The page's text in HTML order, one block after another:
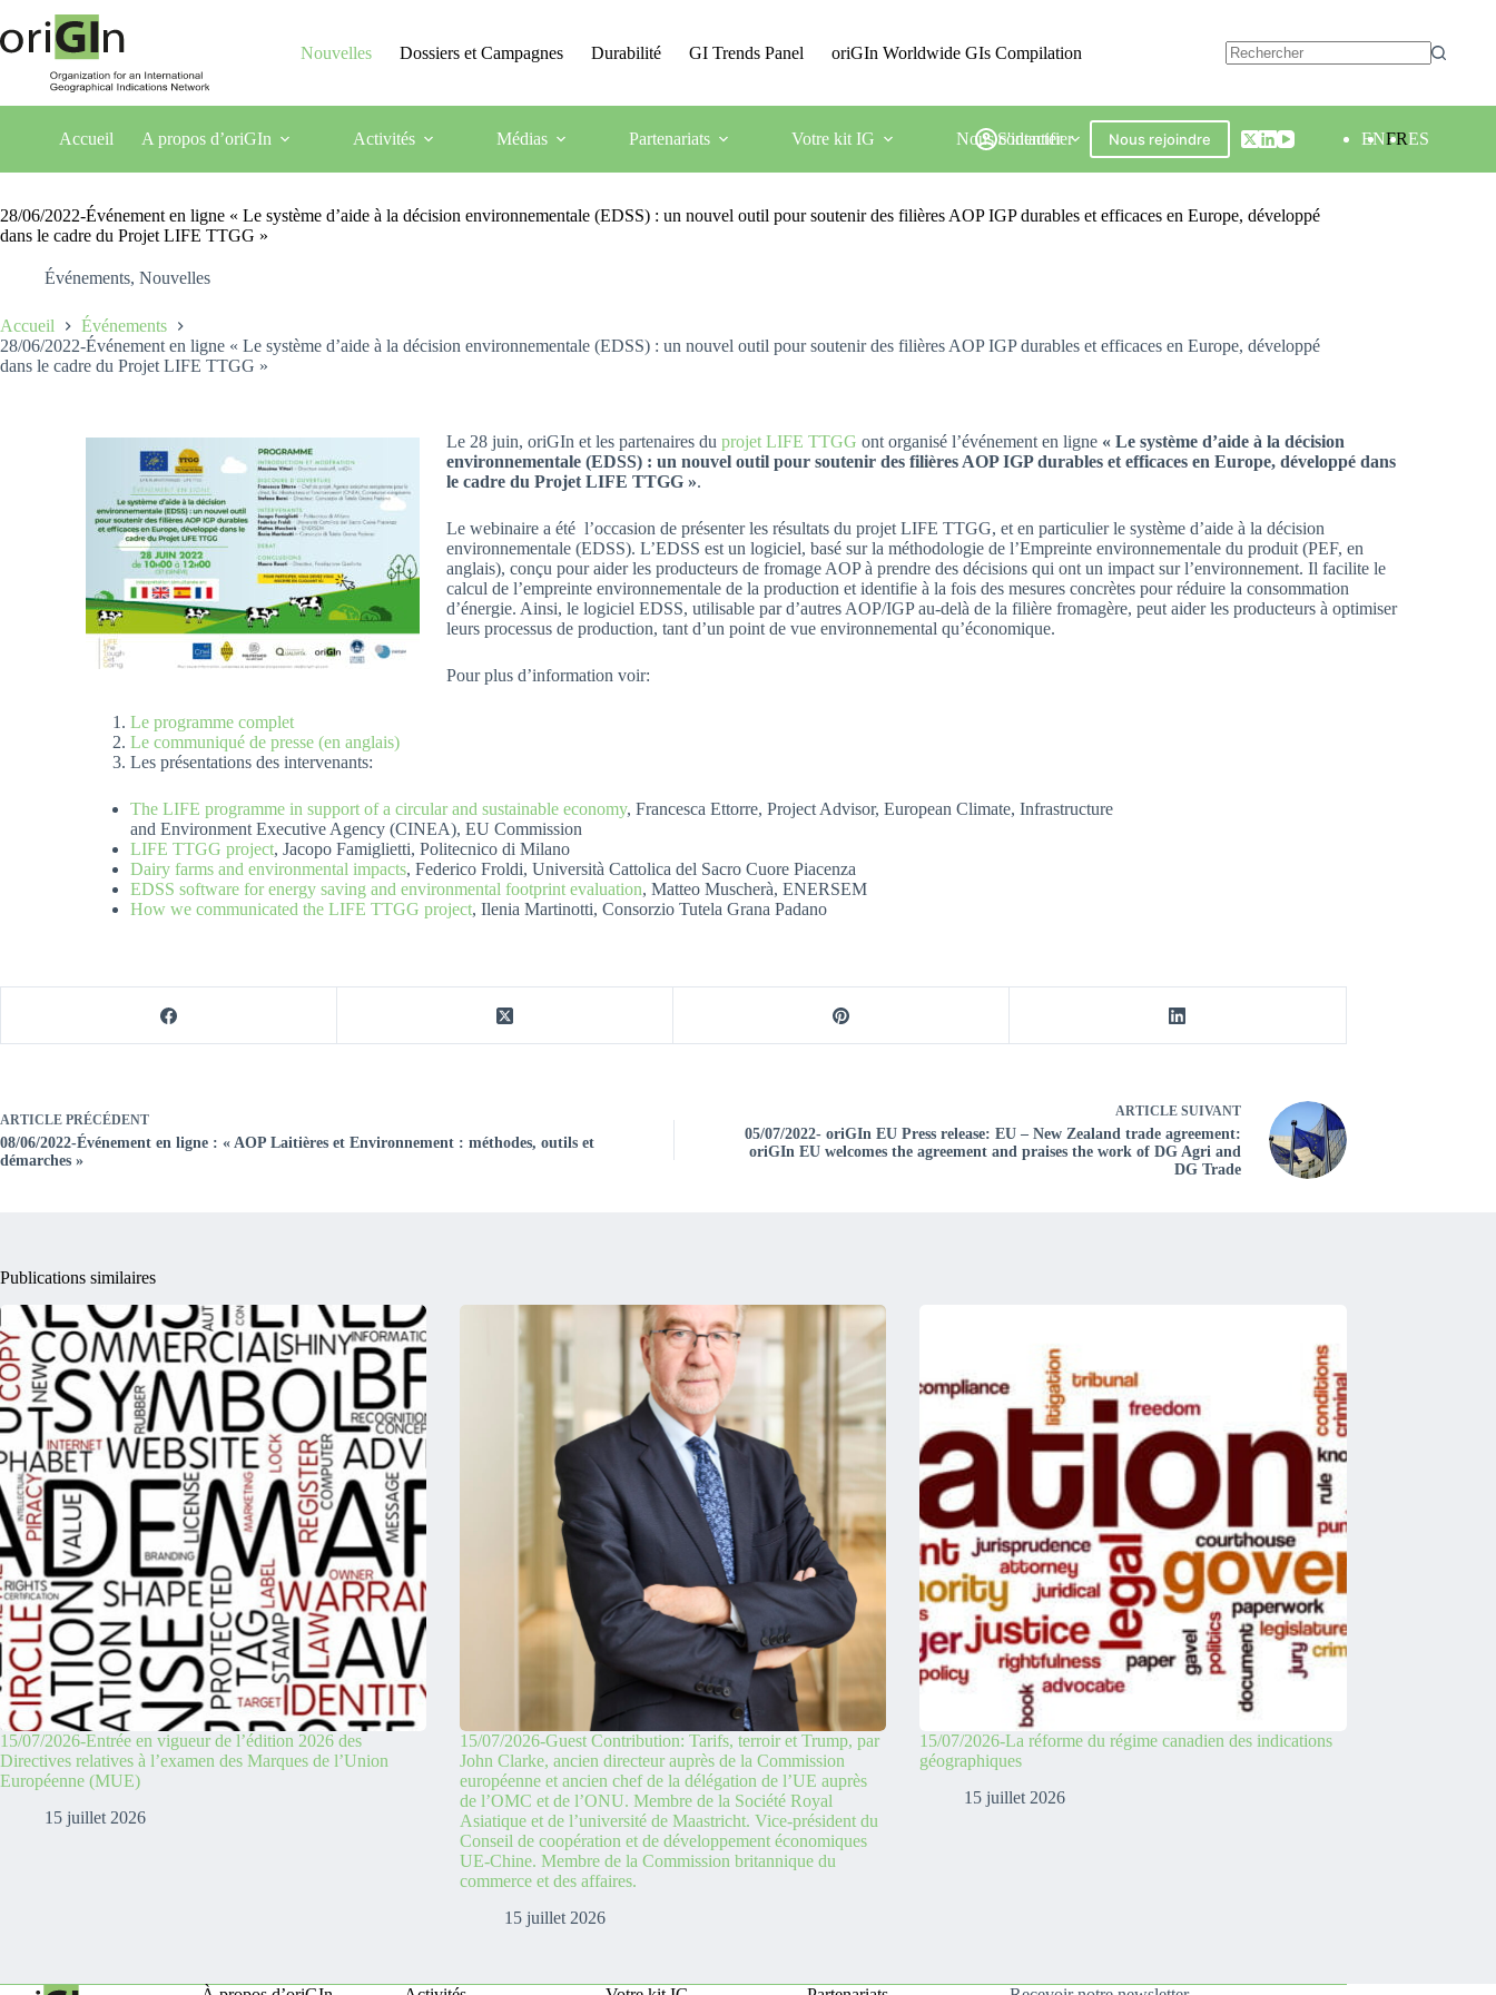
Nouvelles Dossiers et Campagnes Durabilité GI Trends Panel oriGIn Worldwide GIs Compilation
Accueil A propos d’oriGIn Activités Médias Partenariats Votre kit IG Nous contacter
S'identifier Nous rejoindre ENFRES
28/06/2022-Événement en ligne « Le système d’aide à la décision environnementale (EDSS) : un nouvel outil pour soutenir des filières AOP IGP durables et efficaces en Europe, développé
dans le cadre du Projet LIFE TTGG »
Événements, Nouvelles
Accueil
Événements
28/06/2022-Événement en ligne « Le système d’aide à la décision environnementale (EDSS) : un nouvel outil pour soutenir des filières AOP IGP durables et efficaces en Europe, développé
dans le cadre du Projet LIFE TTGG »
Le 28 juin, oriGIn et les partenaires duprojet LIFE TTGG ont organisé l’événement en ligne « Le système d’aide à la décision
environnementale (EDSS) : un nouvel outil pour soutenir des filières AOP IGP durables et efficaces en Europe, développé dans
le cadre du Projet LIFE TTGG ».
Le webinaire a été l’occasion de présenter les résultats du projet LIFE TTGG, et en particulier le système d’aide à la décision
environnementale (EDSS). L’EDSS est un logiciel, basé sur la méthodologie de l’Empreinte environnementale du produit (PEF, en
anglais), conçu pour aider les producteurs de fromage AOP à prendre des décisions qui ont un impact sur l’environnement. Il facilite le
calcul de l’empreinte environnementale de la production et identifie à la fois des mesures concrètes pour réduire la consommation
d’énergie. Ainsi, le logiciel EDSS, utilisable par d’autres AOP/IGP au-delà de la filière fromagère, peut aider les producteurs à optimiser
leurs processus de production, tant d’un point de vue environnemental qu’économique.
Pour plus d’information voir:
Le programme complet
Le communiqué de presse (en anglais)
Les présentations des intervenants:
The LIFE programme in support of a circular and sustainable economy, Francesca Ettorre, Project Advisor, European Climate, Infrastructure
and Environment Executive Agency (CINEA), EU Commission
LIFE TTGG project, Jacopo Famiglietti, Politecnico di Milano
Dairy farms and environmental impacts, Federico Froldi, Università Cattolica del Sacro Cuore Piacenza
EDSS software for energy saving and environmental footprint evaluation, Matteo Muscherà, ENERSEM
How we communicated the LIFE TTGG project, Ilenia Martinotti, Consorzio Tutela Grana Padano
ARTICLE PRÉCÉDENT
08/06/2022-Événement en ligne : « AOP Laitières et Environnement : méthodes, outils et
démarches »
ARTICLESUIVANT
05/07/2022- oriGIn EU Press release: EU – New Zealand trade agreement:
oriGIn EU welcomes the agreement and praises the work of DG Agri and
DG Trade
Publications similaires
15/07/2026-Entrée en vigueur de l’édition 2026 des
Directives relatives à l’examen des Marques de l’Union
Européenne (MUE)
15 juillet 2026
15/07/2026-Guest Contribution: Tarifs, terroir et Trump, par
John Clarke, ancien directeur auprès de la Commission
européenne et ancien chef de la délégation de l’UE auprès
de l’OMC et de l’ONU. Membre de la Société Royal
Asiatique et de l’université de Maastricht. Vice-président du
Conseil de coopération et de développement économiques
UE-Chine. Membre de la Commission britannique du
commerce et des affaires.
15 juillet 2026
15/07/2026-La réforme du régime canadien des indications
géographiques
15 juillet 2026